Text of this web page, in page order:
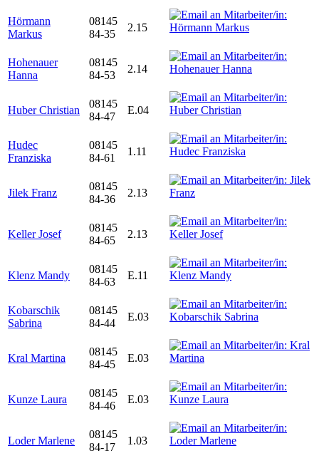
Hörmann
Markus
08145
84-35
2.15
Hohenauer
Hanna
08145
84-53
2.14
Huber Christian
08145
84-47
E.04
Hudec
Franziska
08145
84-61
1.11
Jilek Franz
08145
84-36
2.13
Keller Josef
08145
84-65
2.13
Klenz Mandy
08145
84-63
E.11
Kobarschik
Sabrina
08145
84-44
E.03
Kral Martina
08145
84-45
E.03
Kunze Laura
08145
84-46
E.03
Loder Marlene
08145
84-17
1.03